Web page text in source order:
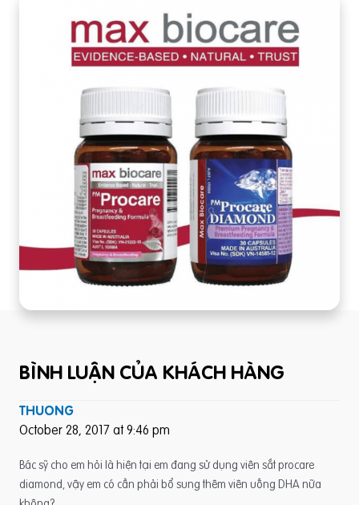
BÌNH LUẬN CỦA KHÁCH HÀNG
THUONG
October 28, 2017 at 9:46 pm
Bác sỹ cho em hỏi là hiện tại em đang sử dụng viên sắt procare
diamond, vậy em có cần phải bổ sung thêm viên uống DHA nữa